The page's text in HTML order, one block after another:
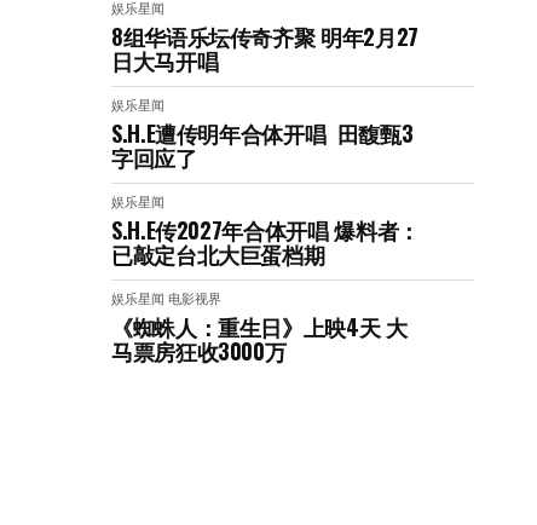
娱乐星闻
8组华语乐坛传奇⻬聚 明年2月27
日大马开唱
娱乐星闻
S.H.E遭传明年合体开唱 田馥甄3
字回应了
娱乐星闻
S.H.E传2027年合体开唱 爆料者：
已敲定台北大巨蛋档期
娱乐星闻 电影视界
《蜘蛛人：重生日》上映4天 大
马票房狂收3000万